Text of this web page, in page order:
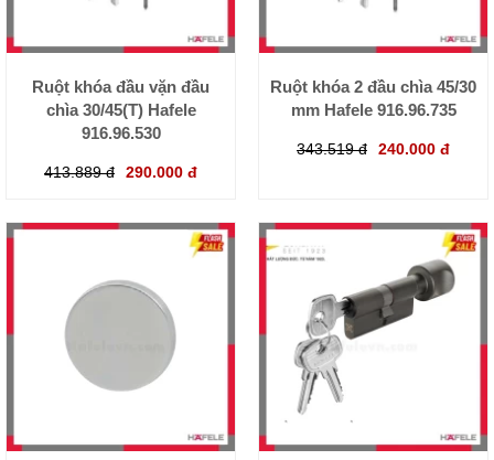
Ruột khóa đầu vặn đầu
chìa 30/45(T) Hafele
916.96.530
413.889 đ 290.000 đ
Ruột khóa 2 đầu chìa 45/30
mm Hafele 916.96.735
343.519 đ 240.000 đ